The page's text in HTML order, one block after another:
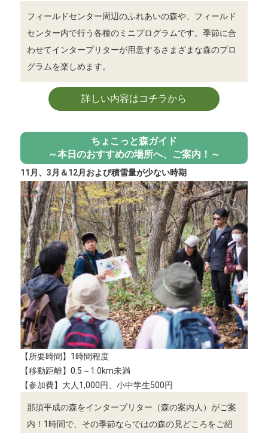
フィールドセンター周辺のふれあいの森や、フィールド
センター内で行う各種のミニプログラムです。季節に合
わせてインタープリターが用意するさまざまな森のプロ
グラムを楽しめます。
詳しい内容はコチラから
ちょこっと森ガイド
～本日のおすすめの場所へ、ご案内！～
11月、3月＆12月および積雪量が少ない時期
【所要時間】1時間程度
【移動距離】0.5～1.0km未満
【参加費】大人1,000円、小中学生500円
那須平成の森をインタープリター（森の案内人）がご案
内！1時間で、その季節ならではの森の見どころをご紹